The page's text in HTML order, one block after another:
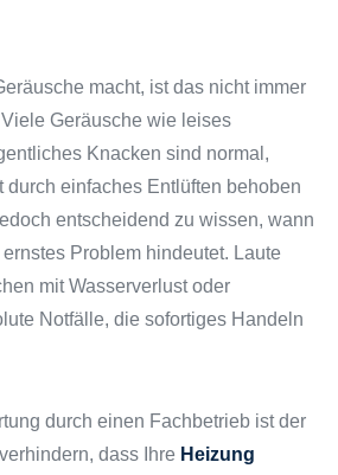
macht, ist das nicht immer
Geräusche wie leises
Knacken sind normal,
durch einfaches Entlüften behoben
entscheidend zu wissen, wann
Problem hindeutet. Laute
mit Wasserverlust oder
Notfälle, die sofortiges Handeln
durch einen Fachbetrieb ist der
dass Ihre Heizung